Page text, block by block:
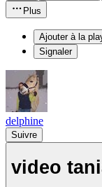
Plus
Ajouter à la
Signaler
delphine
Suivre
video